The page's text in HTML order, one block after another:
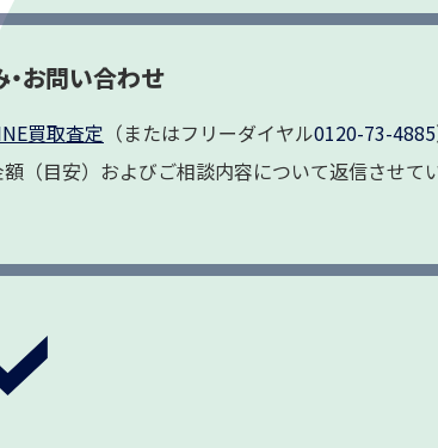
お問い合わせ
買取査定 （またはフリーダイヤル0120-73-4885
（目安）およびご相談内容について返信させて